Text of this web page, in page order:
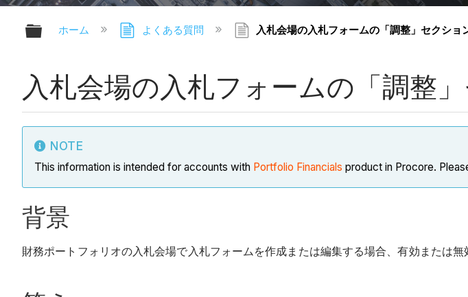
グローバル階層を展開/折りたたむ
ホーム よくある質問 入札会場の入札フォームの「調整」セクショ
入札会場の入札フォームの「調整
NOTE
This information is intended for accounts with Portfolio Financials product in Procore.
背景
財務ポートフォリオの入札会場で入札フォームを作成または編集する場合、有効または